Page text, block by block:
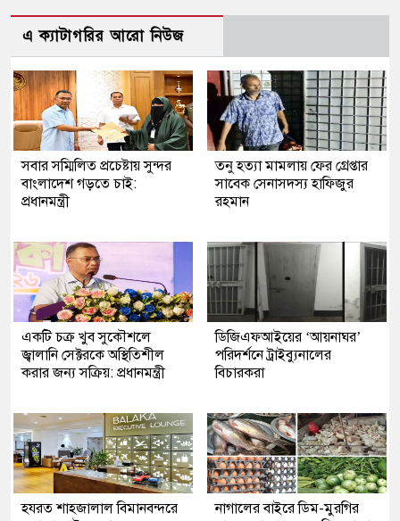
এ ক্যাটাগরির আরো নিউজ
সবার সম্মিলিত প্রচেষ্টায় সুন্দর
বাংলাদেশ গড়তে চাই:
প্রধানমন্ত্রী
তনু হত্যা মামলায় ফের গ্রেপ্তার
সাবেক সেনাসদস্য হাফিজুর
রহমান
একটি চক্র খুব সুকৌশলে
জ্বালানি সেক্টরকে অস্থিতিশীল
করার জন্য সক্রিয়: প্রধানমন্ত্রী
ডিজিএফআইয়ের ‘আয়নাঘর’
পরিদর্শনে ট্রাইব্যুনালের
বিচারকরা
হযরত শাহজালাল বিমানবন্দরে
নাগালের বাইরে ডিম-মুরগির